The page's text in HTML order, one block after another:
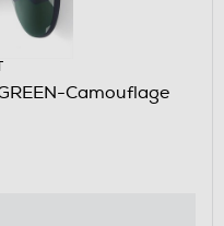
Camouflage